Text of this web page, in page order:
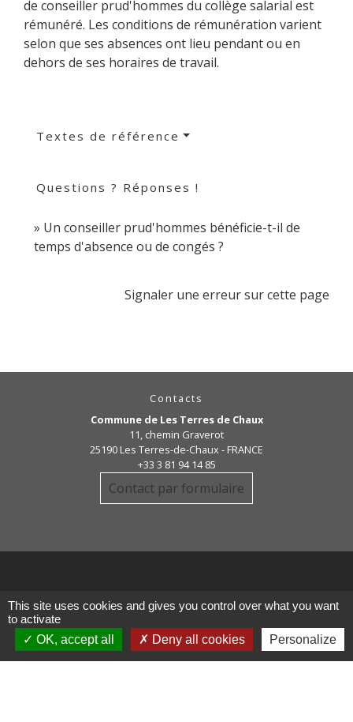
de conseiller prud'hommes du collège salarial est
rémunéré. Les conditions de rémunération varient
selon que ses absences ont lieu pendant ou en
dehors de ses horaires de travail.
Textes de référence
Questions ? Réponses !
Un conseiller prud'hommes bénéficie-t-il de
temps d'absence ou de congés ?
Signaler une erreur sur cette page
Contacts
Commune de Les Terres de Chaux
11, chemin Graverot
25190 Les Terres-de-Chaux - FRANCE
+33 3 81 94 14 85
Contact par formulaire
Liens
COMMUNAUTE DE COMMUNE
This site uses cookies and gives you control over what you want
to activate
OK, accept all
Deny all cookies Personalize